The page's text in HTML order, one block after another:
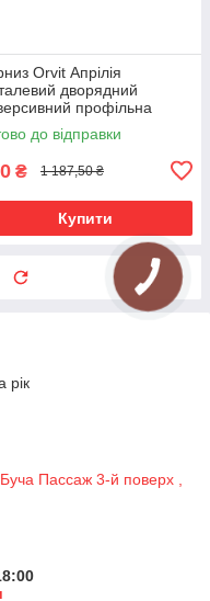
Orvit Апрілія
дворядний
профільна
Онікс 19\19 мм 200 см
00014966)
до відправки
₴ 1 187,50 ₴
Купити
рік
Пассаж 3-й поверх ,